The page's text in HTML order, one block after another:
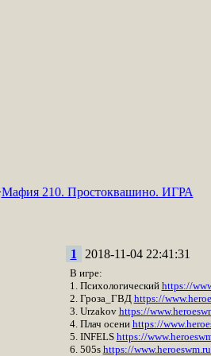
Мафия 210. Простоквашино. ИГРА
1
2018-11-04 22:41:31
В игре:
1. Психологический https://
2. Гроза_ГВД https://
3. Urzakov https://
4. Плач осени https://
5. INFELS https://
6. 505s https://